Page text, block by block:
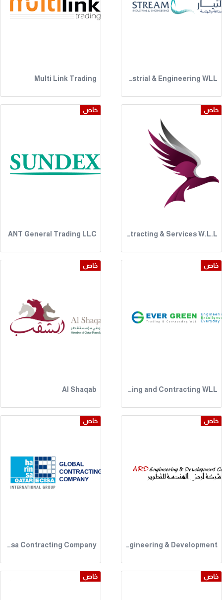
Multi Link Trading Stream Industrial & Engineering WLL
خاص
ANT General Trading LLC
خاص
Fair Wind Trading Contracting & Services W.L.L
خاص
Al Shaqab
خاص
Ever Green Trading and Contracting WLL
خاص
Harinsa Contracting Company
خاص
ARD Engineering & Development
خاص خاص